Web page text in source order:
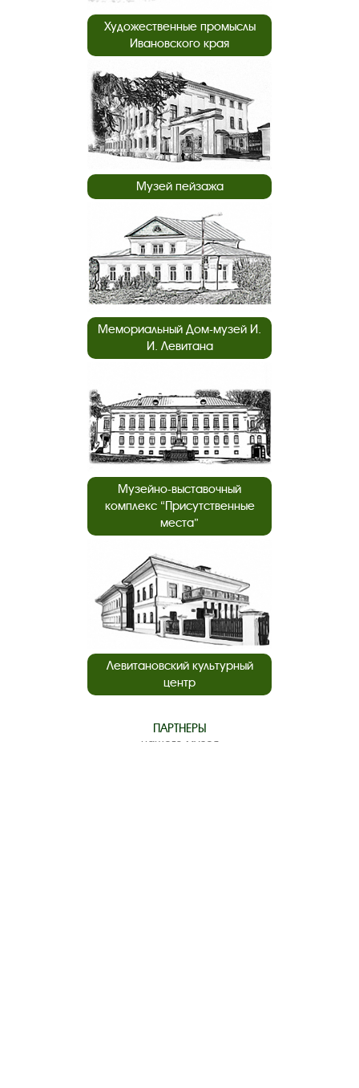
Художественные промыслы
Ивановского края
Музей пейзажа
Мемориальный Дом-музей И.
И. Левитана
Музейно-выставочный
комплекс “Присутственные
места”
Левитановский культурный
центр
ПАРТНЕРЫ
нашего музея